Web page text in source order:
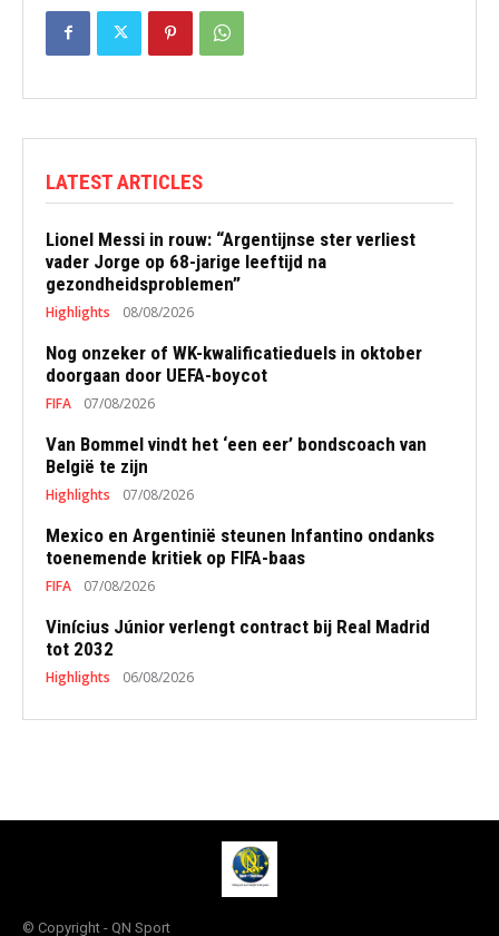
LATEST ARTICLES
Lionel Messi in rouw: “Argentijnse ster verliest
vader Jorge op 68-jarige leeftijd na
gezondheidsproblemen”
Highlights 08/08/2026
Nog onzeker of WK-kwalificatieduels in oktober
doorgaan door UEFA-boycot
FIFA 07/08/2026
Van Bommel vindt het ‘een eer’ bondscoach van
België te zijn
Highlights 07/08/2026
Mexico en Argentinië steunen Infantino ondanks
toenemende kritiek op FIFA-baas
FIFA 07/08/2026
Vinícius Júnior verlengt contract bij Real Madrid
tot 2032
Highlights 06/08/2026
© Copyright - QN Sport